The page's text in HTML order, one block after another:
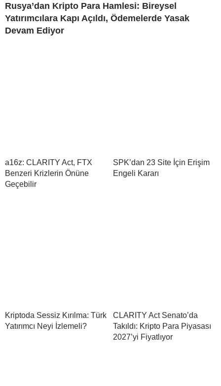
Rusya’dan Kripto Para Hamlesi: Bireysel
Yatırımcılara Kapı Açıldı, Ödemelerde Yasak
Devam Ediyor
a16z: CLARITY Act, FTX
Benzeri Krizlerin Önüne
Geçebilir
SPK’dan 23 Site İçin Erişim
Engeli Kararı
Kriptoda Sessiz Kırılma: Türk
Yatırımcı Neyi İzlemeli?
CLARITY Act Senato’da
Takıldı: Kripto Para Piyasası
2027’yi Fiyatlıyor